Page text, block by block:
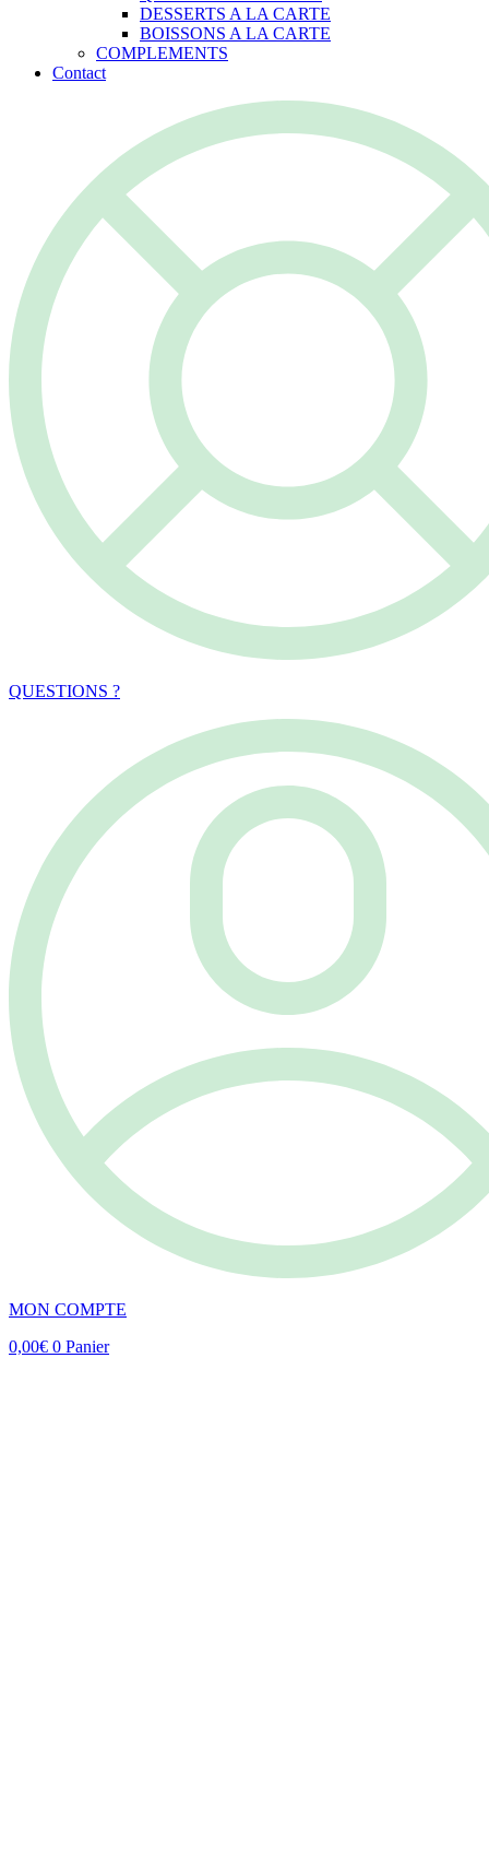
DESSERTS A LA CARTE
BOISSONS A LA CARTE
COMPLEMENTS
Contact
QUESTIONS ?
MON COMPTE
0,00€ 0 Panier